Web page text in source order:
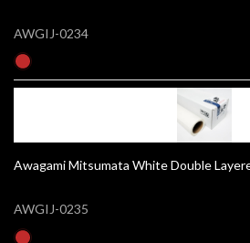
AWGIJ-0234
Awagami Mitsumata White Double
AWGIJ-0235